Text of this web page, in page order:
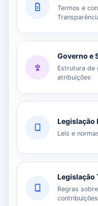
Termos e
Governo e
Estrutura de
atribuições
Legislação
Leis e
Legislação
Regras